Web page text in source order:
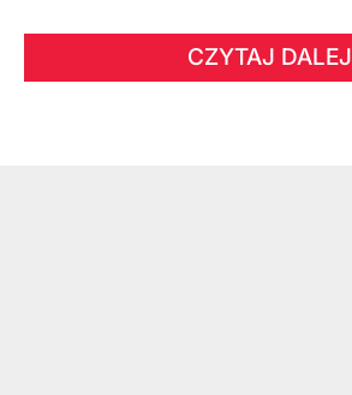
CZYTAJ DALEJ